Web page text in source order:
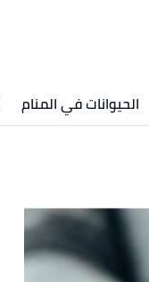
الحيوانات في المنام